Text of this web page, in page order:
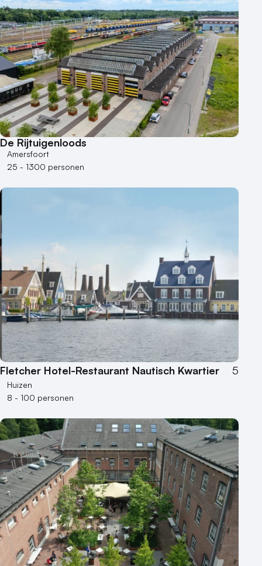
De Rijtuigenloods
Amersfoort
25 - 1300 personen
Fletcher Hotel-Restaurant Nautisch Kwartier 5
Huizen
8 - 100 personen